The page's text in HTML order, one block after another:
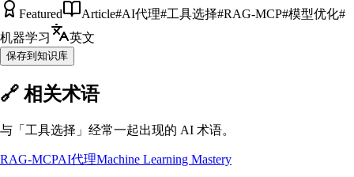
Featured Article#AI代理#工具选择#RAG-MCP#模型优化#
机器学习
英文
保存到知识库
🔗 相关术语
与「 工具选择 」经常一起出现的 AI 术语。
RAG-MCPAI代理Machine Learning Mastery